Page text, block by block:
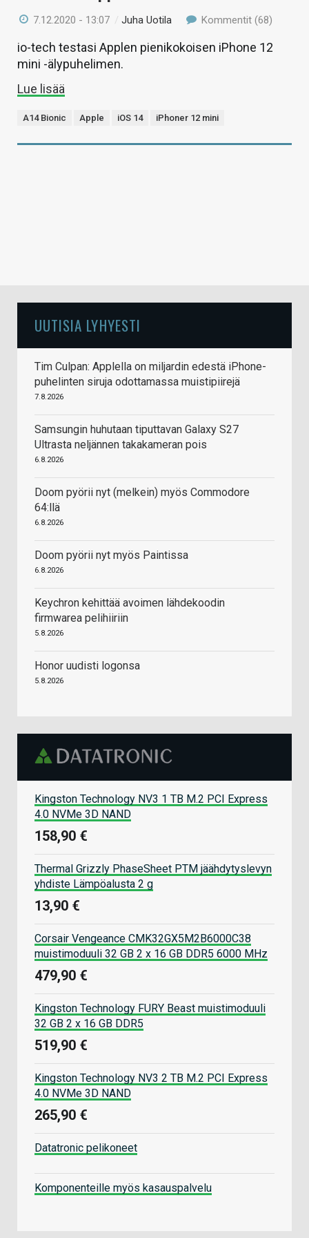
7.12.2020 - 13:07 /Juha Uotila Kommentit (68)
io-tech testasi Applen pienikokoisen iPhone 12
mini -älypuhelimen.
Lue lisää
A14 Bionic Apple iOS 14 iPhoner 12 mini
UUTISIA LYHYESTI
Tim Culpan: Applella on miljardin edestä iPhone-
puhelinten siruja odottamassa muistipiirejä
7.8.2026
Samsungin huhutaan tiputtavan Galaxy S27
Ultrasta neljännen takakameran pois
6.8.2026
Doom pyörii nyt (melkein) myös Commodore
64:llä
6.8.2026
Doom pyörii nyt myös Paintissa
6.8.2026
Keychron kehittää avoimen lähdekoodin
firmwarea pelihiiriin
5.8.2026
Honor uudisti logonsa
5.8.2026
Kingston Technology NV3 1 TB M.2 PCI Express
4.0 NVMe 3D NAND
158,90 €
Thermal Grizzly PhaseSheet PTM jäähdytyslevyn
yhdiste Lämpöalusta 2 g
13,90 €
Corsair Vengeance CMK32GX5M2B6000C38
muistimoduuli 32 GB 2 x 16 GB DDR5 6000 MHz
479,90 €
Kingston Technology FURY Beast muistimoduuli
32 GB 2 x 16 GB DDR5
519,90 €
Kingston Technology NV3 2 TB M.2 PCI Express
4.0 NVMe 3D NAND
265,90 €
Datatronic pelikoneet
Komponenteille myös kasauspalvelu